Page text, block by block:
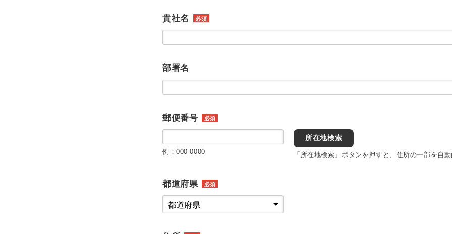
貴社名 必須
部署名
郵便番号 必須
例：000-0000
所在地検索
「所在地検索」ボタンを押すと、住所の一部を自動
都道府県 必須